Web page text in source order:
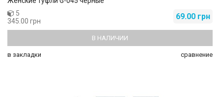
69.00 грн
5
345.00 грн
В НАЛИЧИИ
в закладки сравнение